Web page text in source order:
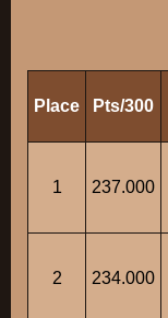
Place Pts/300
1 237.000
2 234.000